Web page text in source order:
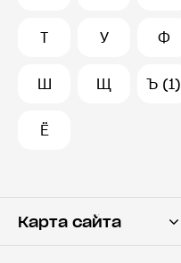
Т У Ф
Ш Щ Ъ (1)
Ё
Карта сайта